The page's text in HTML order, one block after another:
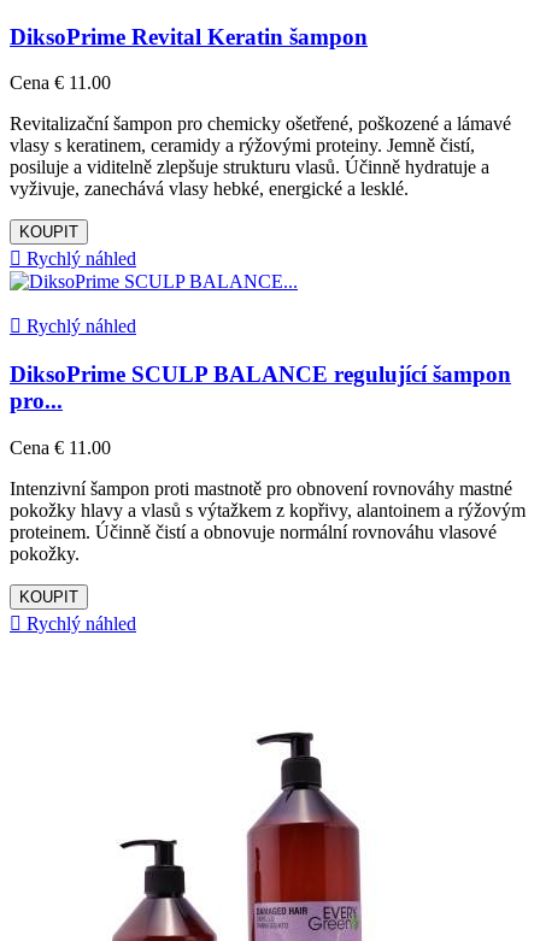
DiksoPrime Revital Keratin šampon
Cena € 11.00
Revitalizační šampon pro chemicky ošetřené, poškozené a lámavé
vlasy s keratinem, ceramidy a rýžovými proteiny. Jemně čistí,
posiluje a viditelně zlepšuje strukturu vlasů. Účinně hydratuje a
vyživuje, zanechává vlasy hebké, energické a lesklé.
KOUPIT
 Rychlý náhled
 Rychlý náhled
DiksoPrime SCULP BALANCE regulující šampon
pro...
Cena € 11.00
Intenzivní šampon proti mastnotě pro obnovení rovnováhy mastné
pokožky hlavy a vlasů s výtažkem z kopřivy, alantoinem a rýžovým
proteinem. Účinně čistí a obnovuje normální rovnováhu vlasové
pokožky.
KOUPIT
 Rychlý náhled